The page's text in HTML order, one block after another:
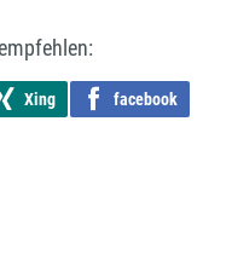
Xing facebook